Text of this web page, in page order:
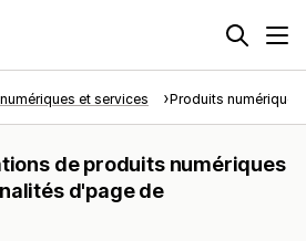
et services Produits numériques
de produits numériques
d'page de